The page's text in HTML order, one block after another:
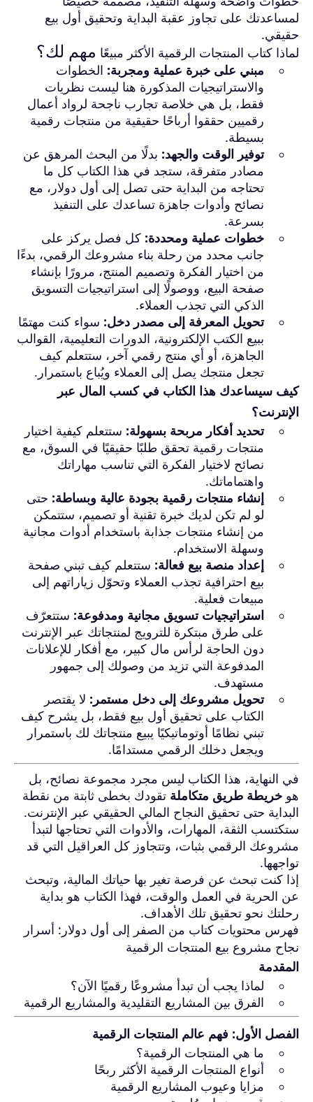
لمساعدتك على تجاوز عقبة البداية وتحقيق أول بيع
حقيقي.
لماذا كتاب المنتجات الرقمية الأكثر مبيعًا مهم لك؟
مبني على خبرة عملية ومجربة: الخطوات
والاستراتيجيات المذكورة هنا ليست نظريات
فقط، بل هي خلاصة تجارب ناجحة لرواد أعمال
رقميين حققوا أرباحًا حقيقية من منتجات رقمية
بسيطة.
توفير الوقت والجهد: بدلًا من البحث المرهق عن
مصادر متفرقة، ستجد في هذا الكتاب كل ما
تحتاجه من البداية حتى تصل إلى أول دولار، مع
نصائح وأدوات جاهزة تساعدك على التنفيذ
بسرعة.
خطوات عملية ومحددة: كل فصل يركز على
جانب محدد من رحلة بناء مشروعك الرقمي، بدءًا
من اختيار الفكرة وتصميم المنتج، مرورًا بإنشاء
صفحة البيع، ووصولًا إلى استراتيجيات التسويق
الذكي التي تجذب العملاء.
تحويل المعرفة إلى مصدر دخل: سواء كنت مهتمًا
ببيع الكتب الإلكترونية، الدورات التعليمية، القوالب
الجاهزة، أو أي منتج رقمي آخر، ستتعلم كيف
تجعل منتجك يصل إلى العملاء ويُباع باستمرار.
كيف سيساعدك هذا الكتاب في كسب المال عبر
الإنترنت؟
تحديد أفكار مربحة بسهولة: ستتعلم كيفية اختيار
منتجات رقمية تحقق طلبًا حقيقيًا في السوق، مع
نصائح لاختيار الفكرة التي تناسب مهاراتك
واهتماماتك.
إنشاء منتجات رقمية بجودة عالية وبساطة: حتى
لو لم تكن لديك خبرة تقنية أو تصميم، ستتمكن
من إنشاء منتجات جذابة باستخدام أدوات مجانية
وسهلة الاستخدام.
إعداد منصة بيع فعالة: ستتعلم كيف تبني صفحة
بيع احترافية تجذب العملاء وتحوّل زياراتهم إلى
مبيعات فعلية.
استراتيجيات تسويق مجانية ومدفوعة: ستتعرّف
على طرق مبتكرة للترويج لمنتجاتك عبر الإنترنت
دون الحاجة لرأس مال كبير، مع أفكار للإعلانات
المدفوعة التي تزيد من وصولك إلى جمهور
مستهدف.
تحويل مشروعك إلى دخل مستمر: لا يقتصر
الكتاب على تحقيق أول بيع فقط، بل يشرح كيف
تبني نظامًا أوتوماتيكيًا يبيع منتجاتك لك باستمرار
ويجعل دخلك الرقمي مستدامًا.
في النهاية، هذا الكتاب ليس مجرد مجموعة نصائح، بل
هو خريطة طريق متكاملة تقودك بخطى ثابتة من نقطة
البداية حتى تحقيق النجاح المالي الحقيقي عبر الإنترنت.
ستكتسب الثقة، المهارات، والأدوات التي تحتاجها لتبدأ
مشروعك الرقمي بثبات، وتتجاوز كل العراقيل التي قد
تواجهها.
إذا كنت تبحث عن فرصة تغير بها حياتك المالية، وتبحث
عن الحرية في العمل والوقت، فهذا الكتاب هو بداية
رحلتك نحو تحقيق تلك الأهداف.
فهرس محتويات كتاب من الصفر إلى أول دولار: أسرار
نجاح مشروع بيع المنتجات الرقمية
المقدمة
لماذا يجب أن تبدأ مشروعًا رقميًا الآن؟
الفرق بين المشاريع التقليدية والمشاريع الرقمية
الفصل الأول: فهم عالم المنتجات الرقمية
ما هي المنتجات الرقمية؟
أنواع المنتجات الرقمية الأكثر ربحًا
مزايا وعيوب المشاريع الرقمية